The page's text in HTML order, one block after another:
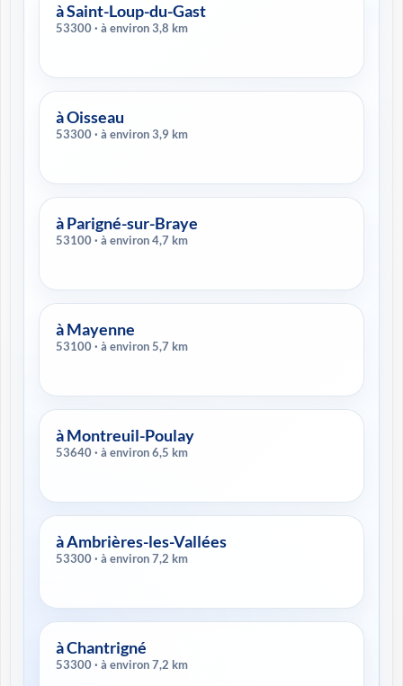
à Saint-Loup-du-Gast
53300 · à environ 3,8 km
à Oisseau
53300 · à environ 3,9 km
à Parigné-sur-Braye
53100 · à environ 4,7 km
à Mayenne
53100 · à environ 5,7 km
à Montreuil-Poulay
53640 · à environ 6,5 km
à Ambrières-les-Vallées
53300 · à environ 7,2 km
à Chantrigné
53300 · à environ 7,2 km